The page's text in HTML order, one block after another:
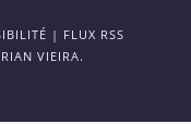
| FLUX RSS
VIEIRA.